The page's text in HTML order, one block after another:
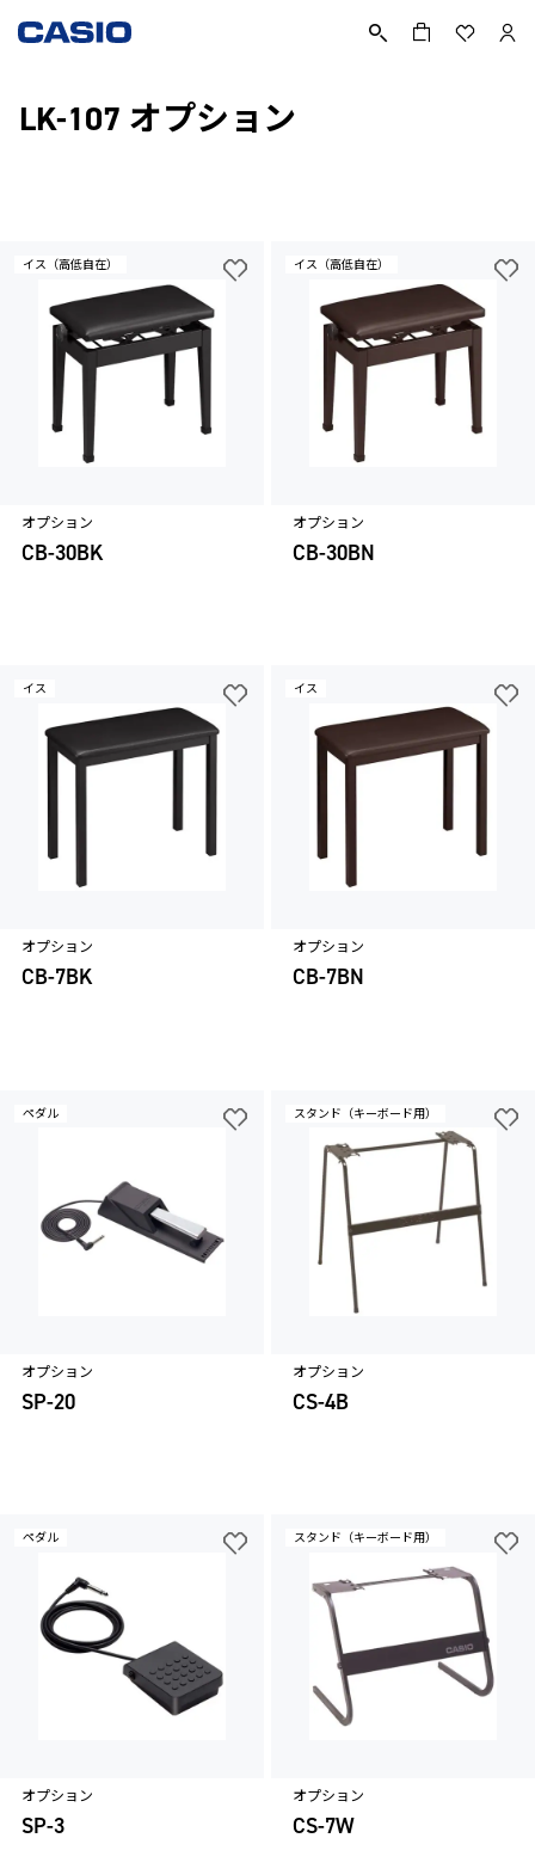
LK-107 オプション
イス（高低自在）
オプション
CB-30BK
イス（高低自在）
オプション
CB-30BN
イス
オプション
CB-7BK
イス
オプション
CB-7BN
ペダル
オプション
SP-20
スタンド（キーボード用）
オプション
CS-4B
ペダル
オプション
SP-3
スタンド（キーボード用）
オプション
CS-7W